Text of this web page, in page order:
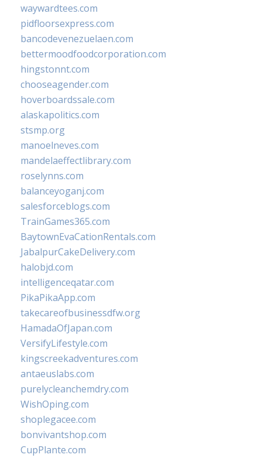
waywardtees.com
pidfloorsexpress.com
bancodevenezuelaen.com
bettermoodfoodcorporation.com
hingstonnt.com
chooseagender.com
hoverboardssale.com
alaskapolitics.com
stsmp.org
manoelneves.com
mandelaeffectlibrary.com
roselynns.com
balanceyoganj.com
salesforceblogs.com
TrainGames365.com
BaytownEvaCationRentals.com
JabalpurCakeDelivery.com
halobjd.com
intelligenceqatar.com
PikaPikaApp.com
takecareofbusinessdfw.org
HamadaOfJapan.com
VersifyLifestyle.com
kingscreekadventures.com
antaeuslabs.com
purelycleanchemdry.com
WishOping.com
shoplegacee.com
bonvivantshop.com
CupPlante.com